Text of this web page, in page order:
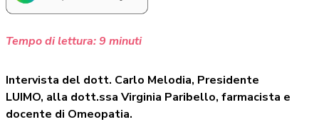
Tempo di lettura:9 minuti
Intervista del dott. Carlo Melodia, Presidente
LUIMO, alla dott.ssa Virginia Paribello, farmacista e
docente di Omeopatia.